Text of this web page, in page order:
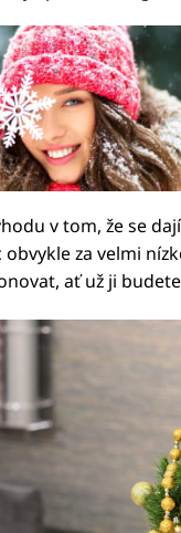
v tom, že se
obvykle za velmi
ať už ji